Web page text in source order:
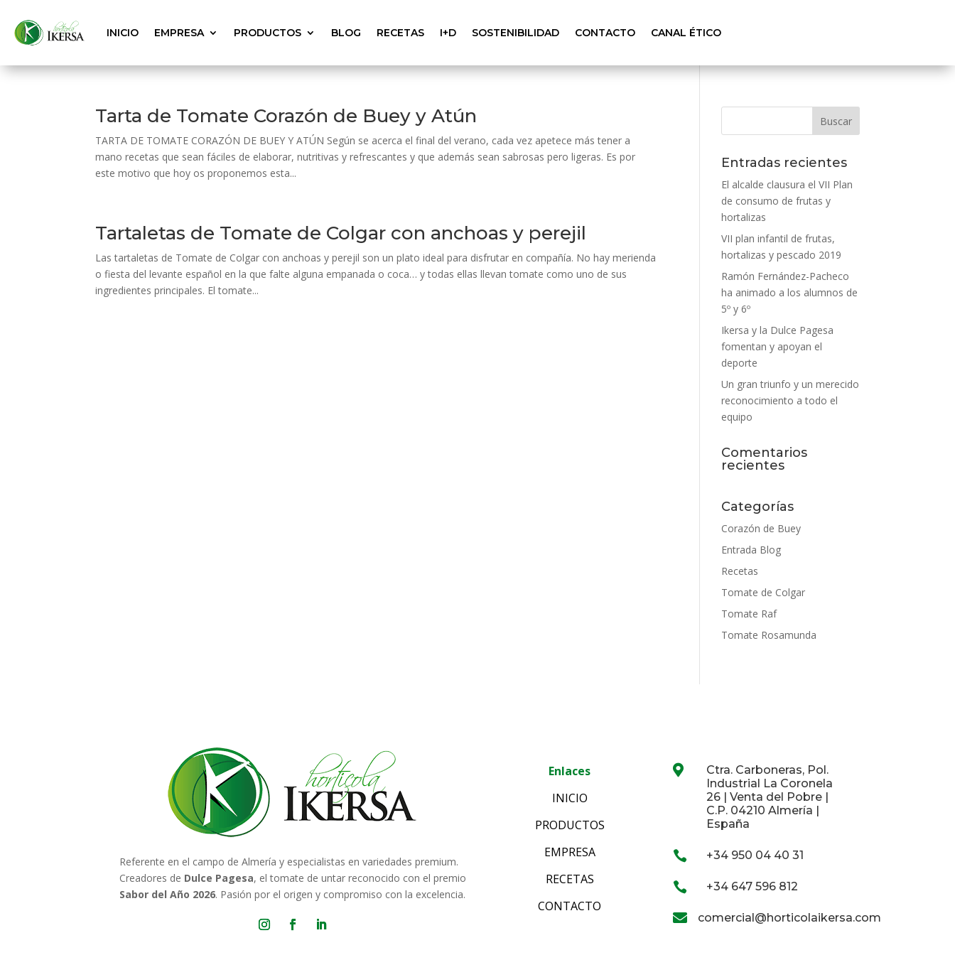
INICIO EMPRESA PRODUCTOS BLOG RECETAS I+D SOSTENIBILIDAD CONTACTO CANAL ÉTICO
Tarta de Tomate Corazón de Buey y Atún
TARTA DE TOMATE CORAZÓN DE BUEY Y ATÚN Según se acerca el final del verano, cada vez apetece más tener a
mano recetas que sean fáciles de elaborar, nutritivas y refrescantes y que además sean sabrosas pero ligeras. Es por
este motivo que hoy os proponemos esta...
Tartaletas de Tomate de Colgar con anchoas y perejil
Las tartaletas de Tomate de Colgar con anchoas y perejil son un plato ideal para disfrutar en compañía. No hay merienda
o fiesta del levante español en la que falte alguna empanada o coca… y todas ellas llevan tomate como uno de sus
ingredientes principales. El tomate...
Entradas recientes
El alcalde clausura el VII Plan
de consumo de frutas y
hortalizas
VII plan infantil de frutas,
hortalizas y pescado 2019
Ramón Fernández-Pacheco
ha animado a los alumnos de
5º y 6º
Ikersa y la Dulce Pagesa
fomentan y apoyan el
deporte
Un gran triunfo y un merecido
reconocimiento a todo el
equipo
Comentarios
recientes
Categorías
Corazón de Buey
Entrada Blog
Recetas
Tomate de Colgar
Tomate Raf
Tomate Rosamunda
Referente en el campo de Almería y especialistas en variedades premium.
Creadores de Dulce Pagesa, el tomate de untar reconocido con el premio
Sabor del Año 2026. Pasión por el origen y compromiso con la excelencia.
Enlaces
INICIO
PRODUCTOS
EMPRESA
RECETAS
CONTACTO

Ctra. Carboneras, Pol.
Industrial La Coronela
26 | Venta del Pobre |
C.P. 04210 Almería |
España
 +34 950 04 40 31
 +34 647 596 812
 comercial@horticolaikersa.com